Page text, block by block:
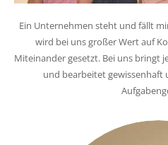
Ein Unternehmen steht und fällt
wird bei uns großer Wert auf
Miteinander gesetzt. Bei uns bringt
und bearbeitet gewissenhaft